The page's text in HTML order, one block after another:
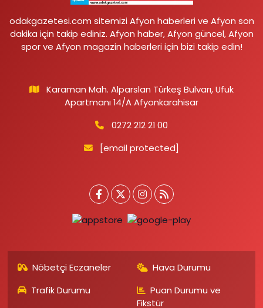
odakgazetesi.com sitemizi Afyon haberleri ve Afyon son
dakika için takip ediniz. Afyon haber, Afyon güncel, Afyon
spor ve Afyon magazin haberleri için bizi takip edin!
Karaman Mah. Alparslan Türkeş Bulvarı, Ufuk
Apartmanı 14/A Afyonkarahisar
0272 212 21 00
[email protected]
Nöbetçi Eczaneler
Hava Durumu
Trafik Durumu
Puan Durumu ve
Fikstür